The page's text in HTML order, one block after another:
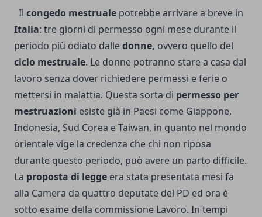
Il congedo mestruale potrebbe arrivare a breve in
Italia: tre giorni di permesso ogni mese durante il
periodo più odiato dalledonne, ovvero quello del
ciclo mestruale. Le donne potranno stare a casa dal
lavoro senza dover richiedere permessi e ferie o
mettersi in malattia. Questa sorta di permesso per
mestruazioni esiste già in Paesi come Giappone,
Indonesia, Sud Corea e Taiwan, in quanto nel mondo
orientale vige la credenza che chi non riposa
durante questo periodo, può avere un parto difficile.
La proposta di legge era stata presentata mesi fa
alla Camera da quattro deputate del PD ed ora è
sotto esame della commissione Lavoro. In tempi